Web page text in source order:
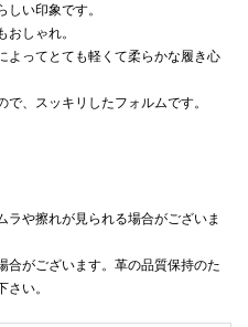
い印象です。
しゃれ。
よってとても軽くて柔らかな履き心
、スッキリしたフォルムです。
や擦れが見られる場合がございま
合がございます。革の品質保持のた
い。